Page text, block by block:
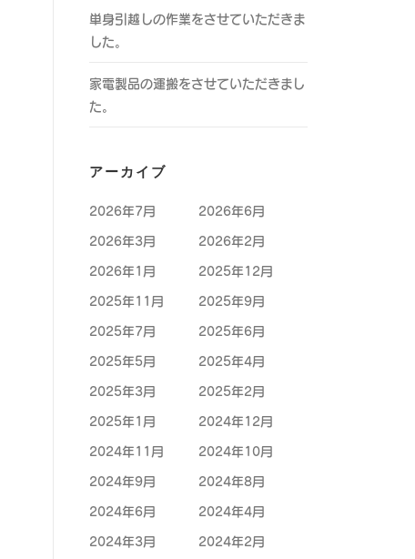
単身引越しの作業をさせていただきま
した。
家電製品の運搬をさせていただきまし
た。
アーカイブ
2026年7月 2026年6月
2026年3月 2026年2月
2026年1月 2025年12月
2025年11月 2025年9月
2025年7月 2025年6月
2025年5月 2025年4月
2025年3月 2025年2月
2025年1月 2024年12月
2024年11月 2024年10月
2024年9月 2024年8月
2024年6月 2024年4月
2024年3月 2024年2月